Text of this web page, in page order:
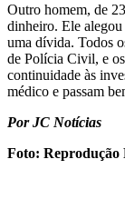
Outro homem, de
dinheiro. Ele alegou
uma dívida. Todos
de Polícia Civil, e
continuidade às
médico e passam
Por JC Notícias
Foto: Reprodução